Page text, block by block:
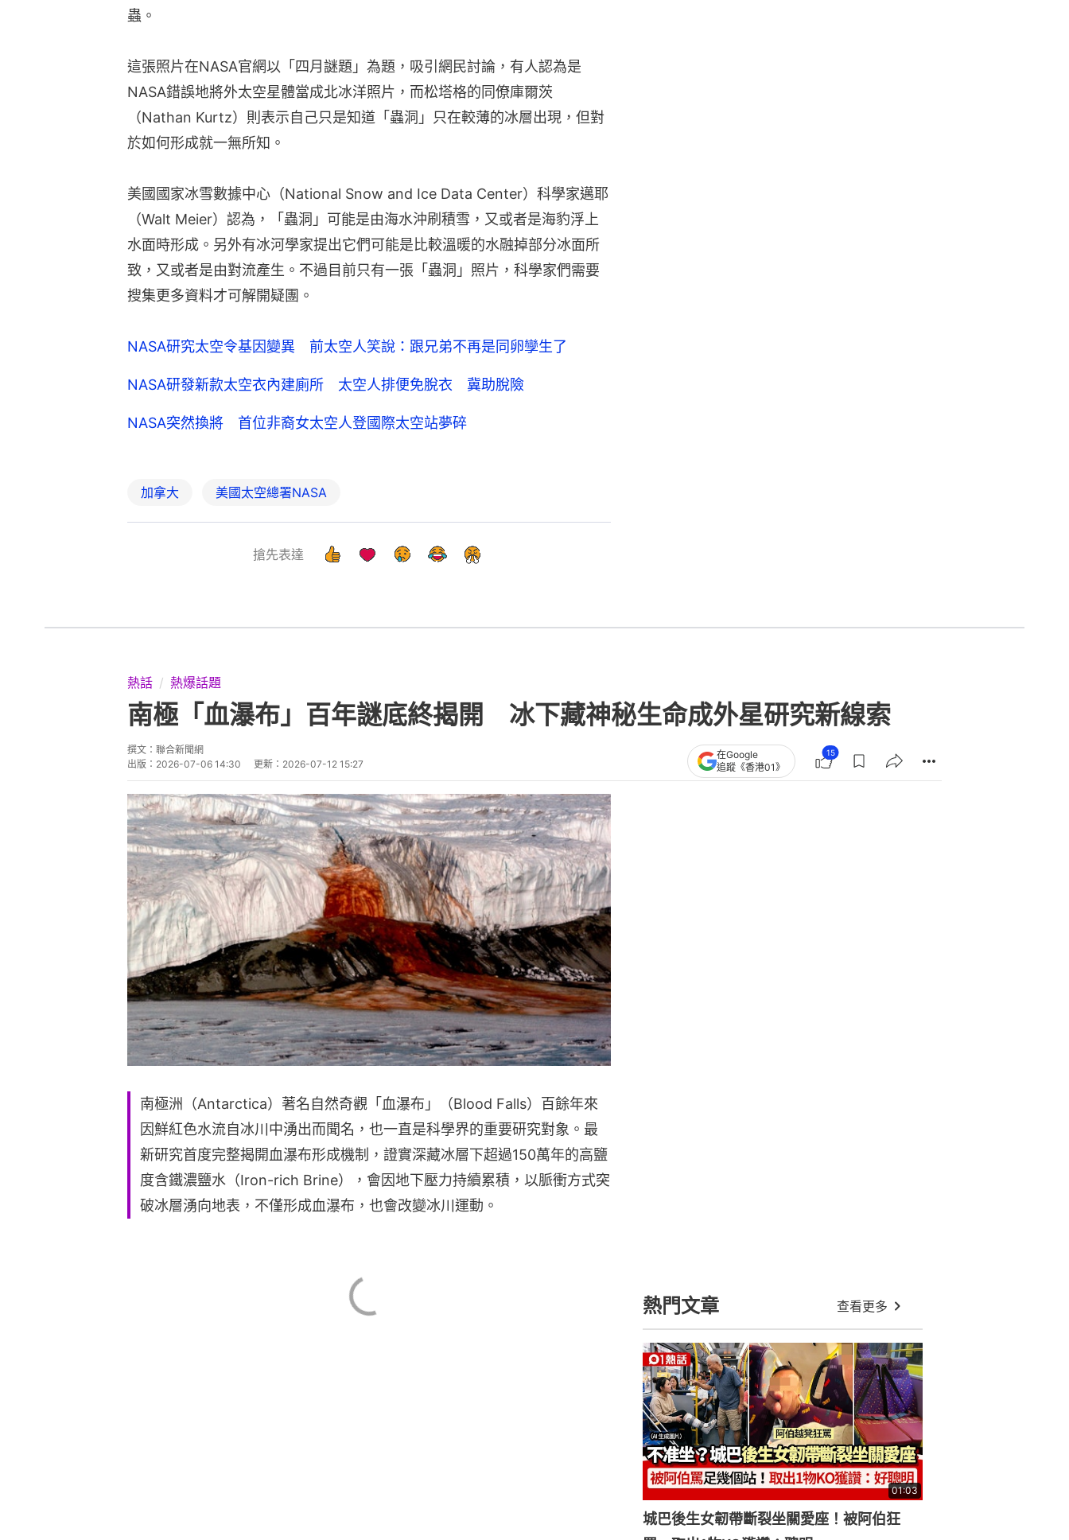
蟲。
這張照片在NASA官網以「四月謎題」為題，吸引網民討論，有人認為是
NASA錯誤地將外太空星體當成北冰洋照片，而松塔格的同僚庫爾茨
（Nathan Kurtz）則表示自己只是知道「蟲洞」只在較薄的冰層出現，但對
於如何形成就一無所知。
美國國家冰雪數據中心（National Snow and Ice Data Center）科學家邁耶
（Walt Meier）認為，「蟲洞」可能是由海水沖刷積雪，又或者是海豹浮上
水面時形成。另外有冰河學家提出它們可能是比較溫暖的水融掉部分冰面所
致，又或者是由對流產生。不過目前只有一張「蟲洞」照片，科學家們需要
搜集更多資料才可解開疑團。
NASA研究太空令基因變異 前太空人笑說：跟兄弟不再是同卵孿生了
NASA研發新款太空衣內建廁所 太空人排便免脫衣 冀助脫險
NASA突然換將 首位非裔女太空人登國際太空站夢碎
加拿大 美國太空總署NASA
搶先表達
熱話 熱爆話題
南極「血瀑布」百年謎底終揭開 冰下藏神秘生命成外星研究新線索
撰文： 聯合新聞網
出版： 2026-07-06 14:30 更新： 2026-07-12 15:27
在Google
追蹤《香港01》
15
南極洲（Antarctica）著名自然奇觀「血瀑布」（Blood Falls）百餘年來
因鮮紅色水流自冰川中湧出而聞名，也一直是科學界的重要研究對象。最
新研究首度完整揭開血瀑布形成機制，證實深藏冰層下超過150萬年的高鹽
度含鐵濃鹽水（Iron-rich Brine），會因地下壓力持續累積，以脈衝方式突
破冰層湧向地表，不僅形成血瀑布，也會改變冰川運動。
女保安急掩鼻 網民震驚猜內情
菲爾茲獎｜王虹稱讀北大時感沮喪
為何亞洲學生總要留學才開竅？
00:14
港鐵阿叔挨柱聽歌跳舞！揈頭扭蘿彎
膝超陶醉 網民笑言：變鋼管舞
德33歲女遭囚虐4個月！性侵、暴打
逼食糞 半裸綁露台被鄰居揭發